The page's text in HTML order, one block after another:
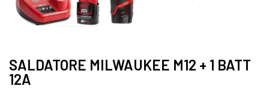
SALDATORE MILWAUKEE M12 + 1 BATT
12A